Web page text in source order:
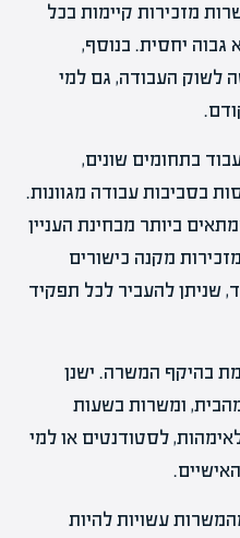
מזכירות קיימות בכל
גבוה יחסית. בנוסף,
לשוק העבודה, גם למי
בתחומים שונים,
בסביבות עבודה מגוונות.
ביותר מבחינת העניין
מקנה כישורים
שניתן להעביר לכל תפקיד
בהיקף המשרה. ישנן
ומשרות בשעות
לסטודנטים או למי
עשויות להיות